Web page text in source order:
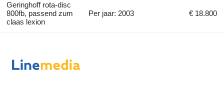
Geringhoff rota-disc
800fb, passend zum
claas lexion
Per jaar: 2003 € 18.800